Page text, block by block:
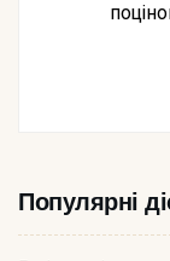
Популярні